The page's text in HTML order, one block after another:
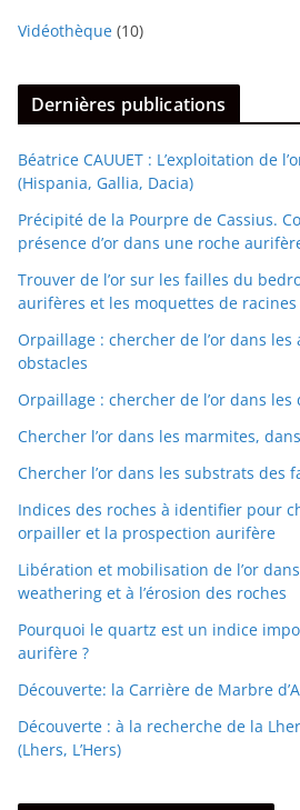
Vidéothèque (10)
Dernières publications
Béatrice CAUUET : L’exploitation de
(Hispania, Gallia, Dacia)
Précipité de la Pourpre de Cassius.
présence d’or dans une roche
Trouver de l’or sur les failles du
aurifères et les moquettes de racines
Orpaillage : chercher de l’or dans
obstacles
Orpaillage : chercher de l’or dans
Chercher l’or dans les marmites,
Chercher l’or dans les substrats des
Indices des roches à identifier pour
orpailler et la prospection aurifère
Libération et mobilisation de l’or
weathering et à l’érosion des roches
Pourquoi le quartz est un indice
aurifère ?
Découverte: la Carrière de Marbre
Découverte : à la recherche de la
(Lhers, L’Hers)